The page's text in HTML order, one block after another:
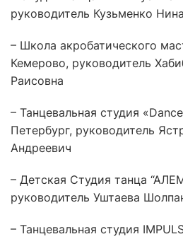
руководитель Кузьменко
– Школа акробатического
Кемерово, руководитель
Раисовна
– Танцевальная студия
Петербург, руководитель
Андреевич
– Детская Студия танца
руководитель Уштаева
– Танцевальная студия